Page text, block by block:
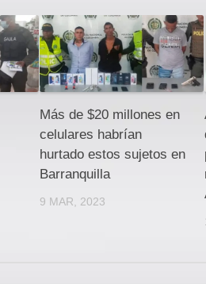
Más de $20 millones en
celulares habrían
hurtado estos sujetos en
Barranquilla
9 MAR, 2023